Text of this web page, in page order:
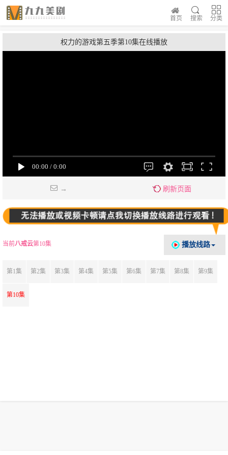
分类
搜索
首页
权力的游戏第五季第10集在线播放
→ 刷新页面
播放线路
当前八戒云第10集
第1集 第2集 第3集 第4集 第5集 第6集 第7集 第8集 第9集
第10集